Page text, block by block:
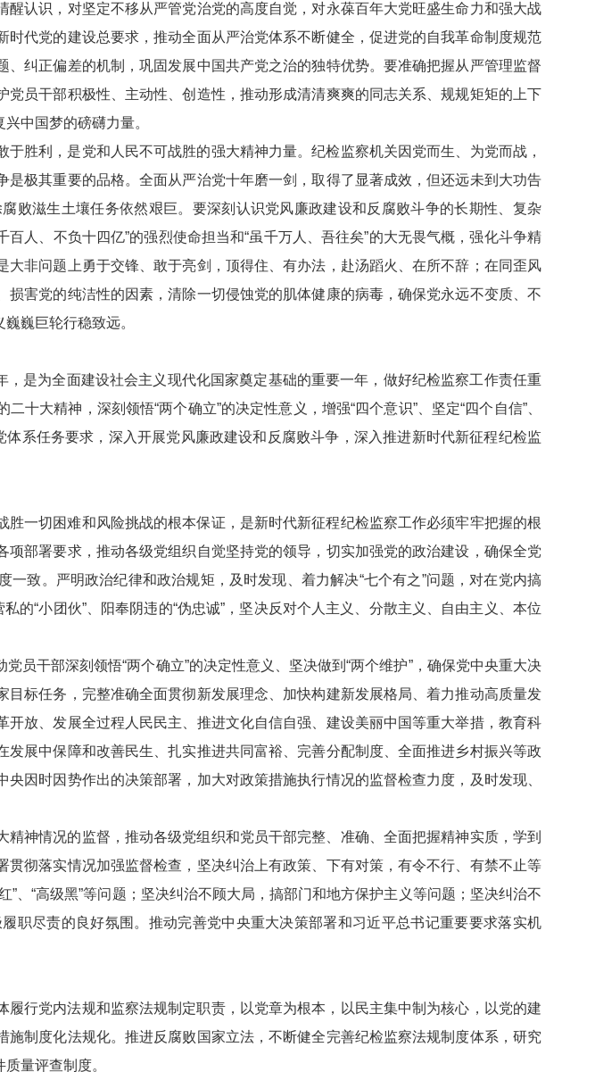
认识，对坚定不移从严管党治党的高度自觉，对永葆百年大党旺盛生命力和强大战
代党的建设总要求，推动全面从严治党体系不断健全，促进党的自我革命制度规范
纠正偏差的机制，巩固发展中国共产党之治的独特优势。要准确把握从严管理监督
员干部积极性、主动性、创造性，推动形成清清爽爽的同志关系、规规矩矩的上下
中国梦的磅礴力量。
胜利，是党和人民不可战胜的强大精神力量。纪检监察机关因党而生、为党而战，
极其重要的品格。全面从严治党十年磨一剑，取得了显著成效，但还远未到大功告
败滋生土壤任务依然艰巨。要深刻认识党风廉政建设和反腐败斗争的长期性、复杂
人、不负十四亿”的强烈使命担当和“虽千万人、吾往矣”的大无畏气概，强化斗争精
非问题上勇于交锋、敢于亮剑，顶得住、有办法，赴汤蹈火、在所不辞；在同歪风
害党的纯洁性的因素，清除一切侵蚀党的肌体健康的病毒，确保党永远不变质、不
巍巨轮行稳致远。
是为全面建设社会主义现代化国家奠定基础的重要一年，做好纪检监察工作责任重
大精神，深刻领悟“两个确立”的决定性意义，增强“四个意识”、坚定“四个自信”、
系任务要求，深入开展党风廉政建设和反腐败斗争，深入推进新时代新征程纪检监
一切困难和风险挑战的根本保证，是新时代新征程纪检监察工作必须牢牢把握的根
部署要求，推动各级党组织自觉坚持党的领导，切实加强党的政治建设，确保全党
致。严明政治纪律和政治规矩，及时发现、着力解决“七个有之”问题，对在党内搞
的“小团伙”、阳奉阴违的“伪忠诚”，坚决反对个人主义、分散主义、自由主义、本位
员干部深刻领悟“两个确立”的决定性意义、坚决做到“两个维护”，确保党中央重大决
标任务，完整准确全面贯彻新发展理念、加快构建新发展格局、着力推动高质量发
放、发展全过程人民民主、推进文化自信自强、建设美丽中国等重大举措，教育科
展中保障和改善民生、扎实推进共同富裕、完善分配制度、全面推进乡村振兴等政
因时因势作出的决策部署，加大对政策措施执行情况的监督检查力度，及时发现、
神情况的监督，推动各级党组织和党员干部完整、准确、全面把握精神实质，学到
彻落实情况加强监督检查，坚决纠治上有政策、下有对策，有令不行、有禁不止等
、“高级黑”等问题；坚决纠治不顾大局，搞部门和地方保护主义等问题；坚决纠治不
职尽责的良好氛围。推动完善党中央重大决策部署和习近平总书记重要要求落实机
行党内法规和监察法规制定职责，以党章为根本，以民主集中制为核心，以党的建
制度化法规化。推进反腐败国家立法，不断健全完善纪检监察法规制度体系，研究
量评查制度。